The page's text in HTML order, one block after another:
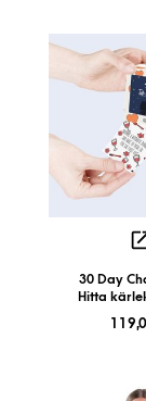
30 Day
Hitta